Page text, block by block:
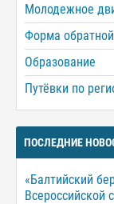
Молодежное
Форма
Образование
Путёвки по
ПОСЛЕДНИЕ
«Балтийский
Всероссийской